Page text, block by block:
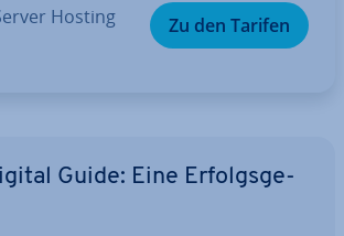
Hosting Zu den Tarifen
Guide: Eine Er­folgs­ge­